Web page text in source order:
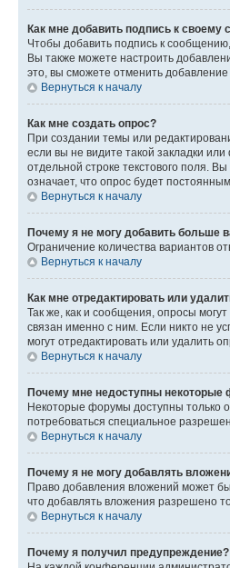
Как мне добавить подпись к своему
Чтобы добавить подпись к
Вы также можете настроить
это, вы сможете отменить
Вернуться к началу
Как мне создать опрос?
При создании темы или
если вы не видите такой закладки
отдельной строке текстового поля.
означает, что опрос будет
Вернуться к началу
Почему я не могу добавить больше
Ограничение количества вариантов
Вернуться к началу
Как мне отредактировать или
Так же, как и сообщения, опросы
связан именно с ним. Если никто не
могут отредактировать или удалить
Вернуться к началу
Почему мне недоступны
Некоторые форумы доступны только
потребоваться специальное
Вернуться к началу
Почему я не могу добавлять
Право добавления вложений может
что добавлять вложения разрешено
Вернуться к началу
Почему я получил предупреждение?